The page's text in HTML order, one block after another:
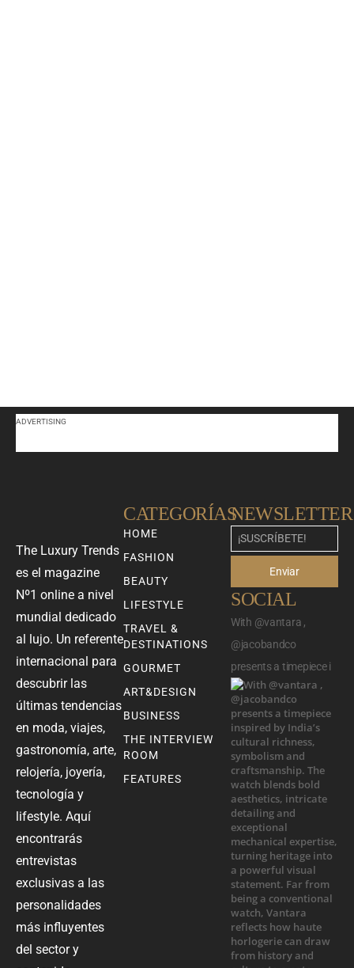
ADVERTISING
The Luxury Trends
es el magazine
Nº1 online a nivel
mundial dedicado
al lujo. Un referente
internacional para
descubrir las
últimas tendencias
en moda, viajes,
gastronomía, arte,
relojería, joyería,
tecnología y
lifestyle. Aquí
encontrarás
entrevistas
exclusivas a las
personalidades
más influyentes
del sector y
CATEGORÍAS
HOME
FASHION
BEAUTY
LIFESTYLE
TRAVEL &
DESTINATIONS
GOURMET
ART&DESIGN
BUSINESS
THE INTERVIEW
ROOM
FEATURES
NEWSLETTER
Enviar
SOCIAL
With @vantara ,
@jacobandco
presents a timepiece i